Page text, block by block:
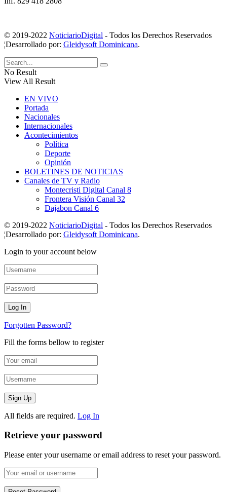
© 2019-2022 NoticiarioDigital - Todos los Derechos Reservados
¦Desarrollado por: Gleidysoft Dominicana.
No Result
View All Result
EN VIVO
Portada
Nacionales
Internacionales
Acontecimientos
Política
Deporte
Opinión
BOLETINES DE NOTICIAS
Canales de TV y Radio
Montecristi Digital Canal 8
Frontera Visión Canal 32
Dajabon Canal 6
© 2019-2022 NoticiarioDigital - Todos los Derechos Reservados
¦Desarrollado por: Gleidysoft Dominicana.
Login to your account below
Forgotten Password?
Fill the forms bellow to register
All fields are required. Log In
Retrieve your password
Please enter your username or email address to reset your password.